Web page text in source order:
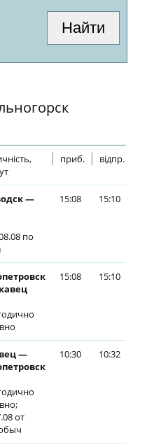
приб. відпр.
—
по
15:08 15:10
15:08 15:10
—
от
10:30 10:32